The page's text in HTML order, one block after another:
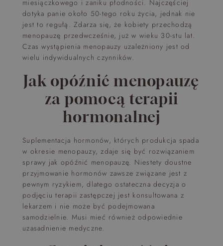
miesiączkowego i zaniku płodności. Najczęściej
dotyka panie około 50-tego roku życia, jednak nie
jest to regułą. Zdarza się, że kobiety przechodzą
menopauzę przedwcześnie, już w wieku 30-stu lat.
Czas wystąpienia menopauzy uzależniony jest od
wielu indywidualnych czynników.
Jak opóźnić menopauzę
za pomocą terapii
hormonalnej
Suplementacja hormonów, których produkcja spada
w okresie menopauzy, zdaje się być rozwiązaniem
sprawy jak opóźnić menopauzę. Niestety doustne
przyjmowanie hormonów zawsze związane jest z
pewnym ryzykiem, dlatego ostateczna decyzja o
podjęciu terapii zastępczej jest konsultowana z
lekarzem i nie może być podejmowana
samodzielnie. Musi mieć również odpowiednie
uzasadnienie medyczne.